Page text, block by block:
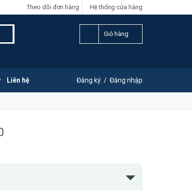
Hệ thống cửa hàng
Theo dõi đơn hàng
Giỏ hàng
Liên hệ Đăng ký / Đăng nhập